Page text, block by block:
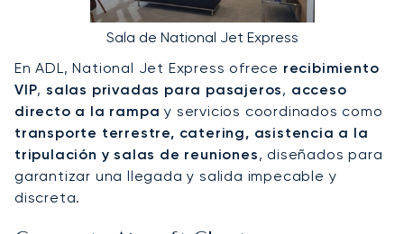
Sala de National Jet Express
En ADL, National Jet Express ofrece recibimiento
VIP,salas privadas para pasajeros, acceso
directo a la rampa y servicios coordinados como
transporte terrestre, catering, asistencia a la
tripulación y salas de reuniones, diseñados para
garantizar una llegada y salida impecable y
discreta.